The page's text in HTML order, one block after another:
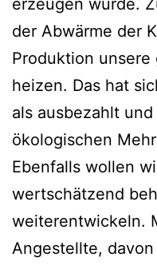
erzeugen würde.
der Abwärme der
Produktion
heizen. Das hat
als ausbezahlt
ökologischen
Ebenfalls wollen
wertschätzend
weiterentwickeln.
Angestellte,